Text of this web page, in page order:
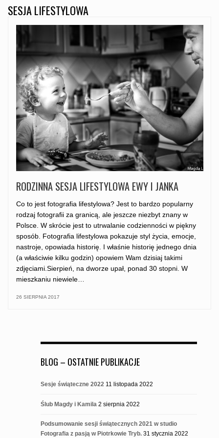
SESJA LIFESTYLOWA
RODZINNA SESJA LIFESTYLOWA EWY I JANKA
Co to jest fotografia lifestylowa? Jest to bardzo popularny
rodzaj fotografii za granicą, ale jeszcze niezbyt znany w
Polsce. W skrócie jest to utrwalanie codzienności w piękny
sposób. Fotografia lifestylowa pokazuje styl życia, emocje,
nastroje, opowiada historię. I właśnie historię jednego dnia
(a właściwie kilku godzin) opowiem Wam dzisiaj takimi
zdjęciami.Sierpień, na dworze upał, ponad 30 stopni. W
mieszkaniu niewiele…
26 SIERPNIA 2017
BLOG – OSTATNIE PUBLIKACJE
Sesje świąteczne 2022 11 listopada 2022
Ślub Magdy i Kamila 2 sierpnia 2022
Podsumowanie sesji świątecznych 2021 w studio
Fotografia z pasją w Piotrkowie Tryb. 31 stycznia 2022